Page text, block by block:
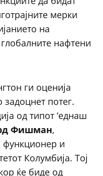
мерки
на
нафтени
ги оценија
потег.
од типот ‘еднаш
Фишман,
и
Колумбија. Тој
ќе биде од